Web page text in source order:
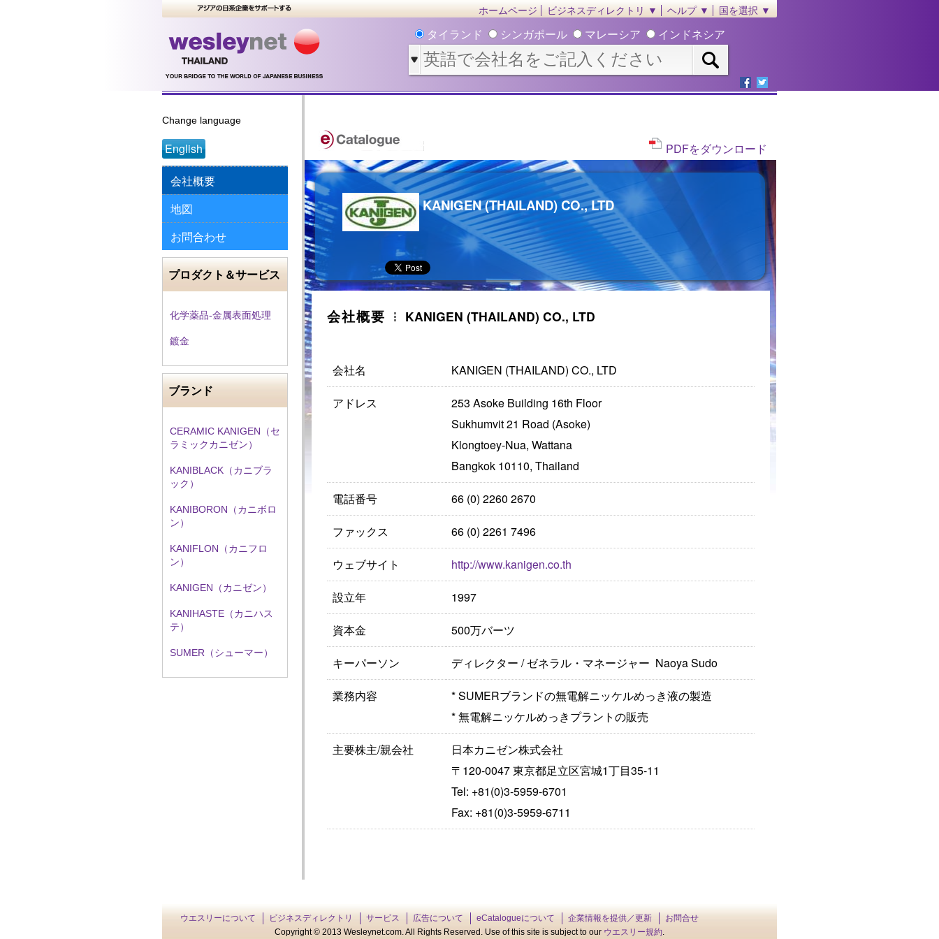
ホームページ ビジネスディレクトリ ▼ ヘルプ ▼ 国を選択 ▼
タイランド シンガポール マレーシア インドネシア
Change language
English
会社概要
地図
お問合わせ
プロダクト＆サービス
化学薬品‐金属表面処理
鍍金
ブランド
CERAMIC KANIGEN（セ
ラミックカニゼン）
KANIBLACK（カニブラ
ック）
KANIBORON（カニボロ
ン）
KANIFLON（カニフロ
ン）
KANIGEN（カニゼン）
KANIHASTE（カニハス
テ）
SUMER（シューマー）
PDFをダウンロード
KANIGEN (THAILAND) CO., LTD
会社概要 KANIGEN (THAILAND) CO., LTD
会社名 KANIGEN (THAILAND) CO., LTD
アドレス
253 Asoke Building 16th Floor
Sukhumvit 21 Road (Asoke)
Klongtoey-Nua, Wattana
Bangkok 10110, Thailand
電話番号 66 (0) 2260 2670
ファックス 66 (0) 2261 7496
ウェブサイト http://www.kanigen.co.th
設立年 1997
資本金 500万バーツ
キーパーソン ディレクター / ゼネラル・マネージャー Naoya Sudo
業務内容
* SUMERブランドの無電解ニッケルめっき液の製造
* 無電解ニッケルめっきプラントの販売
主要株主/親会社
日本カニゼン株式会社
〒120-0047 東京都足立区宮城1丁目35-11
Tel: +81(0)3-5959-6701
Fax: +81(0)3-5959-6711
ウエスリーについて ビジネスディレクトリ サービス 広告について eCatalogueについて 企業情報を提供／更新
お問合せ
Copyright © 2013 Wesleynet.com. All Rights Reserved. Use of this site is subject to our ウエスリー規約.